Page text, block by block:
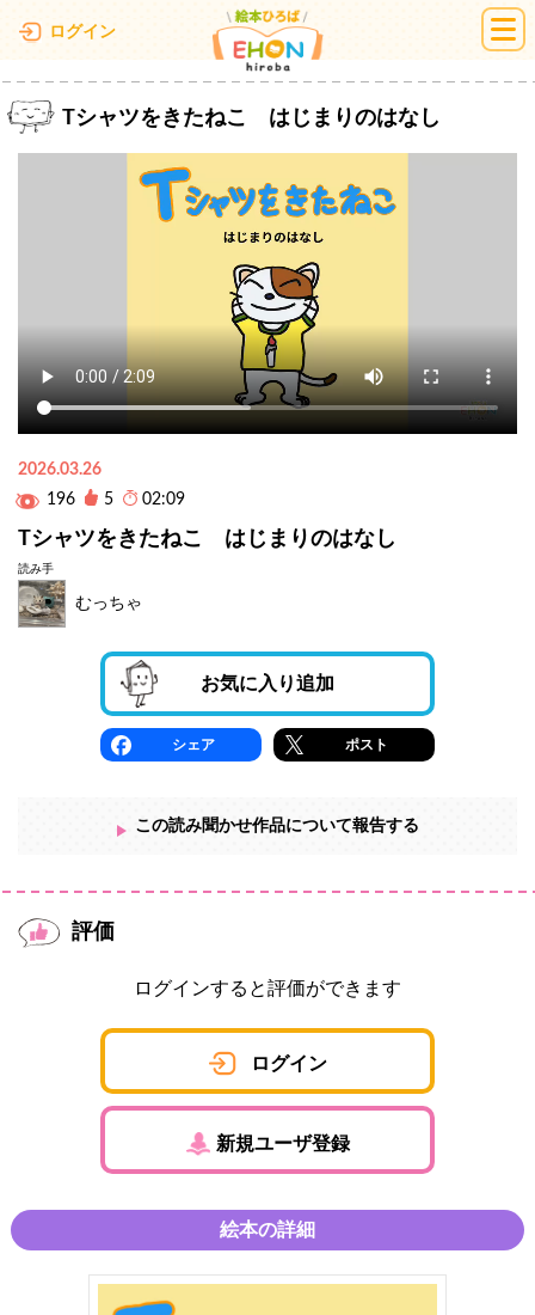
ログイン 絵本ひろば
Tシャツをきたねこ はじまりのはなし
2026.03.26
196
5 02:09
Tシャツをきたねこ はじまりのはなし
読み手
むっちゃ
お気に入り追加
シェア ポスト
この読み聞かせ作品について報告する
評価
ログインすると評価ができます
ログイン
新規ユーザ登録
絵本の詳細